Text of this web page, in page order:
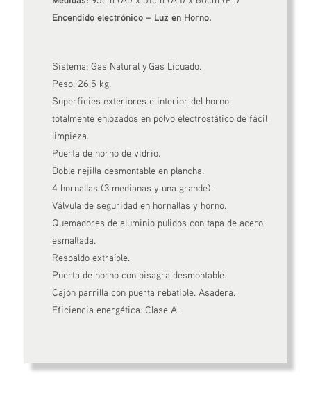
Encendido electrónico – Luz en Horno.
Sistema: Gas Natural y Gas Licuado.
Peso: 26,5 kg.
Superficies exteriores e interior del horno
totalmente enlozados en polvo electrostático de fácil
limpieza.
Puerta de horno de vidrio.
Doble rejilla desmontable en plancha.
4 hornallas (3 medianas y una grande).
Válvula de seguridad en hornallas y horno.
Quemadores de aluminio pulidos con tapa de acero
esmaltada.
Respaldo extraíble.
Puerta de horno con bisagra desmontable.
Cajón parrilla con puerta rebatible. Asadera.
Eficiencia energética: Clase A.